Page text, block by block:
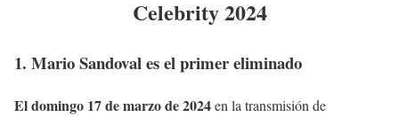
Celebrity 2024
1. Mario Sandoval es el primer eliminado
El domingo 17 de marzo de 2024en la transmisión de